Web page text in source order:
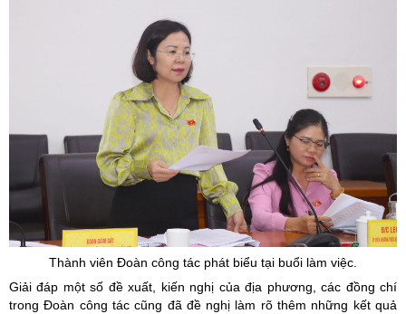
Thành viên Đoàn công tác phát biểu tại buổi làm việc.
Giải đáp một số đề xuất, kiến nghị của địa phương, các đồng chí
trong Đoàn công tác cũng đã đề nghị làm rõ thêm những kết quả